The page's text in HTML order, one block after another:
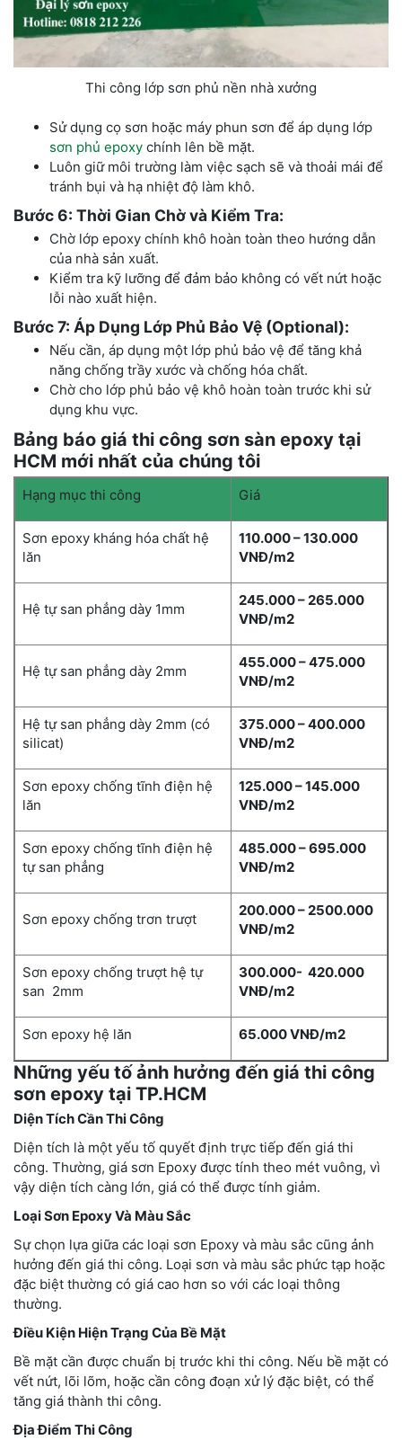
Thi công lớp sơn phủ nền nhà xưởng
Sử dụng cọ sơn hoặc máy phun sơn để áp dụng lớp
sơn phủ epoxy chính lên bề mặt.
Luôn giữ môi trường làm việc sạch sẽ và thoải mái để
tránh bụi và hạ nhiệt độ làm khô.
Bước 6: Thời Gian Chờ và Kiểm Tra:
Chờ lớp epoxy chính khô hoàn toàn theo hướng dẫn
của nhà sản xuất.
Kiểm tra kỹ lưỡng để đảm bảo không có vết nứt hoặc
lỗi nào xuất hiện.
Bước 7: Áp Dụng Lớp Phủ Bảo Vệ (Optional):
Nếu cần, áp dụng một lớp phủ bảo vệ để tăng khả
năng chống trầy xước và chống hóa chất.
Chờ cho lớp phủ bảo vệ khô hoàn toàn trước khi sử
dụng khu vực.
Bảng báo giá thi công sơn sàn epoxy tại
HCM mới nhất của chúng tôi
Hạng mục thi công Giá
Sơn epoxy kháng hóa chất hệ
lăn
110.000 – 130.000
VNĐ/m2
Hệ tự san phẳng dày 1mm
245.000 – 265.000
VNĐ/m2
Hệ tự san phẳng dày 2mm
455.000 – 475.000
VNĐ/m2
Hệ tự san phẳng dày 2mm (có
silicat)
375.000 – 400.000
VNĐ/m2
Sơn epoxy chống tĩnh điện hệ
lăn
125.000 – 145.000
VNĐ/m2
Sơn epoxy chống tĩnh điện hệ
tự san phẳng
485.000 – 695.000
VNĐ/m2
Sơn epoxy chống trơn trượt
200.000 – 2500.000
VNĐ/m2
Sơn epoxy chống trượt hệ tự
san 2mm
300.000- 420.000
VNĐ/m2
Sơn epoxy hệ lăn 65.000 VNĐ/m2
Những yếu tố ảnh hưởng đến giá thi công
sơn epoxy tại TP.HCM
Diện Tích Cần Thi Công
Diện tích là một yếu tố quyết định trực tiếp đến giá thi
công. Thường, giá sơn Epoxy được tính theo mét vuông, vì
vậy diện tích càng lớn, giá có thể được tính giảm.
Loại Sơn Epoxy Và Màu Sắc
Sự chọn lựa giữa các loại sơn Epoxy và màu sắc cũng ảnh
hưởng đến giá thi công. Loại sơn và màu sắc phức tạp hoặc
đặc biệt thường có giá cao hơn so với các loại thông
thường.
Điều Kiện Hiện Trạng Của Bề Mặt
Bề mặt cần được chuẩn bị trước khi thi công. Nếu bề mặt có
vết nứt, lõi lõm, hoặc cần công đoạn xử lý đặc biệt, có thể
tăng giá thành thi công.
Địa Điểm Thi Công